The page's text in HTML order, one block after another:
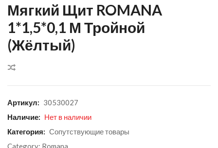
Мягкий Щит ROMANA
1*1,5*0,1 М Тройной
(жёлтый)
Артикул: 30530027
Наличие: Нет в наличии
Категория: Сопутствующие товары
Category: Romana